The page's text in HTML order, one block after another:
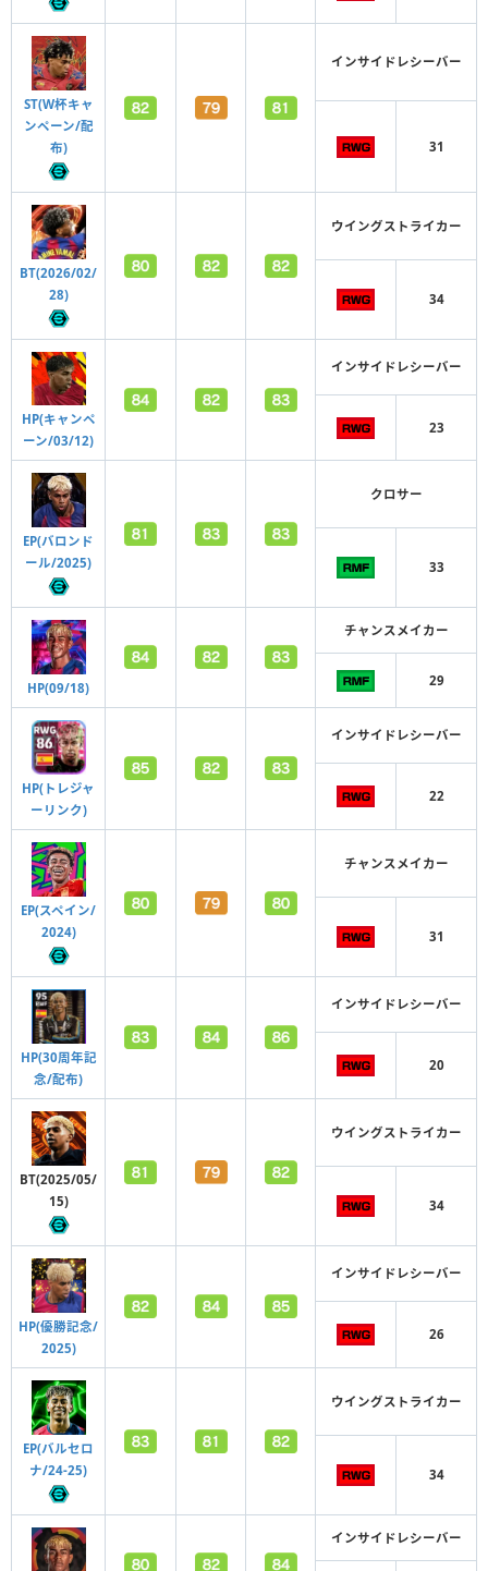
ST(W杯キャ
ンペーン/配
布)
インサイドレシーバー
31
BT(2026/02/
28)
ウイングストライカー
34
HP(キャンペ
ーン/03/12)
インサイドレシーバー
23
EP(バロンド
ール/2025)
クロサー
33
HP(09/18)
チャンスメイカー
29
HP(トレジャ
ーリンク)
インサイドレシーバー
22
EP(スペイン/
2024)
チャンスメイカー
31
HP(30周年記
念/配布)
インサイドレシーバー
20
BT(2025/05/
15)
ウイングストライカー
34
HP(優勝記念/
2025)
インサイドレシーバー
26
EP(バルセロ
ナ/24-25)
ウイングストライカー
34
インサイドレシーバー